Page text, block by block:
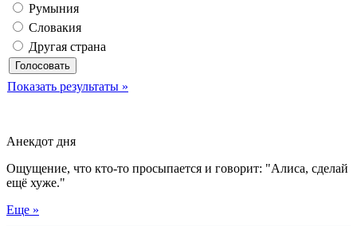
Румыния
Словакия
Другая страна
Показать результаты »
Анекдот дня
Ощущение, что кто-то просыпается и говорит: "Алиса, сделай
ещё хуже."
Еще »